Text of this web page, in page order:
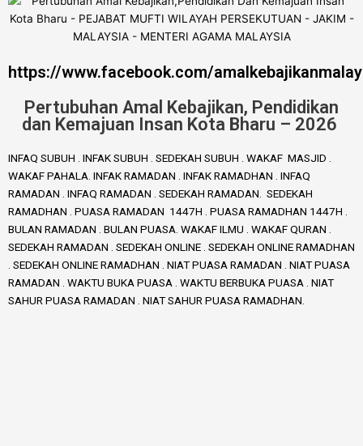
https://www.facebook.com/
Pertubuhan Amal Kebajikan, Pendidikan
dan Kemajuan Insan Kota Bharu – 2026
INFAQ SUBUH . INFAK SUBUH . SEDEKAH SUBUH . WAKAF MASJID .
WAKAF PAHALA. INFAK RAMADAN . INFAK RAMADHAN . INFAQ
RAMADAN . INFAQ RAMADAN . SEDEKAH RAMADAN. SEDEKAH
RAMADHAN . PUASA RAMADAN 1447H . PUASA RAMADHAN 1447H .
BULAN RAMADAN . BULAN PUASA. WAKAF ILMU . WAKAF QURAN .
SEDEKAH RAMADAN . SEDEKAH ONLINE . SEDEKAH ONLINE RAMADHAN
. SEDEKAH ONLINE RAMADHAN . NIAT PUASA RAMADAN . NIAT PUASA
RAMADAN . WAKTU BUKA PUASA . WAKTU BERBUKA PUASA . NIAT
SAHUR PUASA RAMADAN . NIAT SAHUR PUASA RAMADHAN.